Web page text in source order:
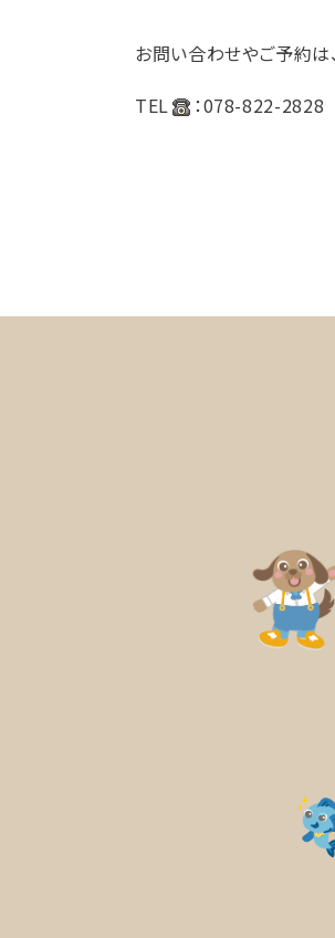
お問い合わせやご予約は
TEL
：078-822-2828